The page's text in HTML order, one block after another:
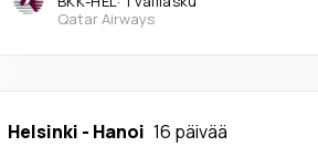
Qatar Airways
Helsinki - Hanoi 16 päivää